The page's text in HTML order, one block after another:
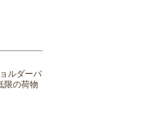
ルダーバ
限の荷物